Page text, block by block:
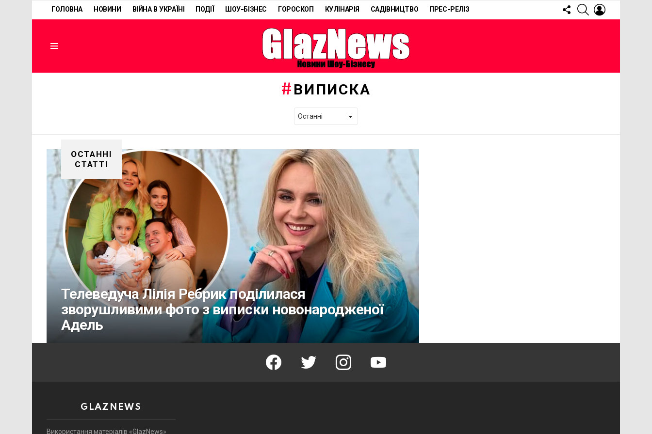
ГОЛОВНА НОВИНИ ВІЙНА В УКРАЇНІ ПОДІЇ ШОУ-БІЗНЕС ГОРОСКОП КУЛІНАРІЯ САДІВНИЦТВО ПРЕС-РЕЛІЗ
FOLLOW
US
SEARCH
ВИПИСКА
ОСТАННІ
СТАТТІ
Телеведуча Лілія Ребрик поділилася
зворушливими фото з виписки новонародженої
Адель
facebook twitter instagram youtube
GLAZNEWS
Використання матеріалів «GlazNews»